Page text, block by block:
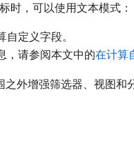
时，可以使用文本模式：
定义字段。
，请参阅本文中的在计算
之外增强筛选器、视图